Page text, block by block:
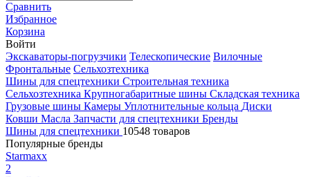
Сравнить
Избранное
Корзина
Войти
Экскаваторы-погрузчики Телескопические Вилочные
Фронтальные Сельхозтехника
Шины для спецтехники Строительная техника
Сельхозтехника Крупногабаритные шины Складская техника
Грузовые шины Камеры Уплотнительные кольца Диски
Ковши Масла Запчасти для спецтехники Бренды
Шины для спецтехники 10548 товаров
Популярные бренды
Starmaxx
2